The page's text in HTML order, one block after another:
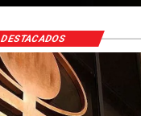
DESTACADOS